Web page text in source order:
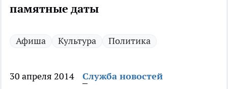
памятные даты
Афиша Культура Политика
30 апреля 2014
Служба новостей